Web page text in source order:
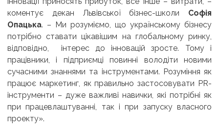
коментує декан Львівської бізнес-школи Софія
Опацька. – Ми розуміємо, що українському бізнесу
потрібно ставати цікавішим на глобальному ринку,
відповідно, інтерес до інновацій зросте. Тому і
працівники, і підприємці повинні володіти новими
сучасними знаннями та інструментами. Розуміння як
працює маркетинг, як правильно застосовувати PR-
інструменти – дуже важливі навички, які потрібні як
при працевлаштуванні, так і при запуску власного
проекту».